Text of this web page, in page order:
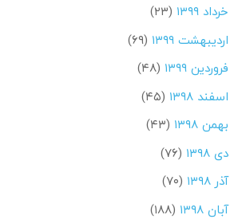
خرداد ۱۳۹۹
(۲۳)
اردیبهشت ۱۳۹۹
(۶۹)
فروردین ۱۳۹۹
(۴۸)
اسفند ۱۳۹۸
(۴۵)
بهمن ۱۳۹۸
(۴۳)
دی ۱۳۹۸
(۷۶)
آذر ۱۳۹۸
(۷۰)
آبان ۱۳۹۸
(۱۸۸)